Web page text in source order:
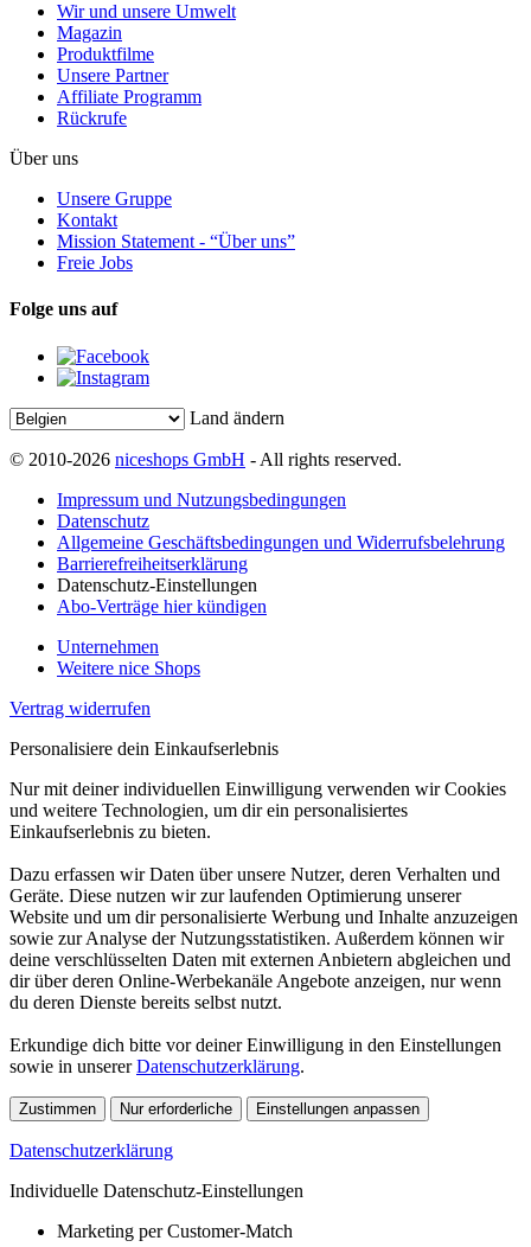
Wir und unsere Umwelt
Magazin
Produktfilme
Unsere Partner
Affiliate Programm
Rückrufe
Über uns
Unsere Gruppe
Kontakt
Mission Statement - “Über uns”
Freie Jobs
Folge uns auf
Land ändern
© 2010-2026 niceshops GmbH - All rights reserved.
Impressum und Nutzungsbedingungen
Datenschutz
Allgemeine Geschäftsbedingungen und Widerrufsbelehrung
Barrierefreiheitserklärung
Datenschutz-Einstellungen
Abo-Verträge hier kündigen
Unternehmen
Weitere nice Shops
Vertrag widerrufen
Personalisiere dein Einkaufserlebnis
Nur mit deiner individuellen Einwilligung verwenden wir Cookies
und weitere Technologien, um dir ein personalisiertes
Einkaufserlebnis zu bieten.
Dazu erfassen wir Daten über unsere Nutzer, deren Verhalten und
Geräte. Diese nutzen wir zur laufenden Optimierung unserer
Website und um dir personalisierte Werbung und Inhalte anzuzeigen
sowie zur Analyse der Nutzungsstatistiken. Außerdem können wir
deine verschlüsselten Daten mit externen Anbietern abgleichen und
dir über deren Online-Werbekanäle Angebote anzeigen, nur wenn
du deren Dienste bereits selbst nutzt.
Erkundige dich bitte vor deiner Einwilligung in den Einstellungen
sowie in unsererDatenschutzerklärung.
Zustimmen Nur erforderliche Einstellungen anpassen
Datenschutzerklärung
Individuelle Datenschutz-Einstellungen
Marketing per Customer-Match